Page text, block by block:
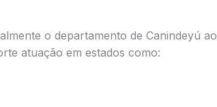
o departamento de Canindeyú ao
atuação em estados como: